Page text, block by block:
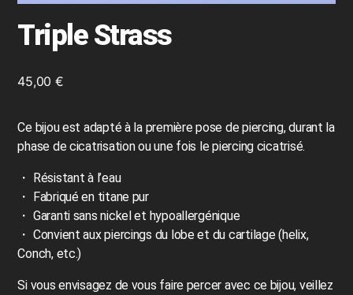
Triple Strass
45,00 €
Ce bijou est adapté à la première pose de piercing, durant la
phase de cicatrisation ou une fois le piercing cicatrisé.
・ Résistant à l’eau
・ Fabriqué en titane pur
・ Garanti sans nickel et hypoallergénique
・ Convient aux piercings du lobe et du cartilage (helix,
Conch, etc.)
Si vous envisagez de vous faire percer avec ce bijou, veillez